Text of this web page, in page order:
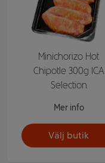
Minichorizo Hot
Chipotle 300g ICA
Selection
Mer info
Välj butik